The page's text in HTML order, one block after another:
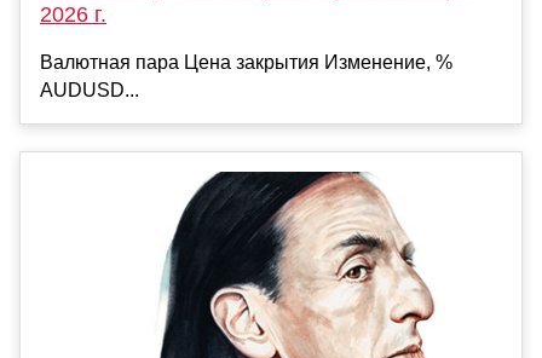
2026 г.
Валютная пара Цена закрытия Изменение, %
AUDUSD...